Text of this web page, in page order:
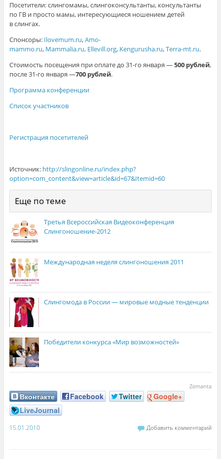
Посетители: слингомамы, слингоконсультанты, консультанты
по ГВ и просто мамы, интересующиеся ношением детей
в слингах.
Спонсоры: Ilovemum.ru,Amo-
mammo.ru, Mammalia.ru, Ellevill.org, Kengurusha.ru,Terra-mt.ru.
Стоимость посещения при оплате до 31-го января —500 рублей,
после 31-го января —700 рублей.
Программа конференции
Список участников
Регистрация посетителей
Источник: http://slingonline.ru/index.php?
option=com_content&view=article&id=67&Itemid=60
Еще по теме
Третья Всероссийская Видеоконференция
Слингоношение-2012
Международная неделя слингоношения 2011
Слингомода в России — мировые модные тенденции
Победители конкурса «Мир возможностей»
Zemanta
Вконтакте Facebook Twitter
Google+
LiveJournal
15.01.2010 Добавить комментарий